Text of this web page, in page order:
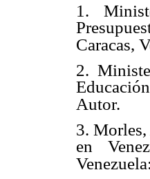
1.
Caracas,
2.
Autor.
3.
en